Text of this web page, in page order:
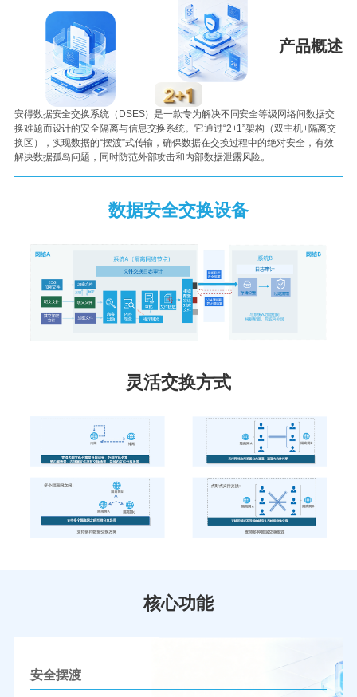
安得数据安全交换系统（DSES）是一款专为解决不同安全等级网络间数据交
换难题而设计的安全隔离与信息交换系统。它通过“2+1”架构（双主机+隔离交
换区），实现数据的“摆渡”式传输，确保数据在交换过程中的绝对安全，有效
解决数据孤岛问题，同时防范外部攻击和内部数据泄露风险。
数据安全交换设备
灵活交换方式
核心功能
安全摆渡